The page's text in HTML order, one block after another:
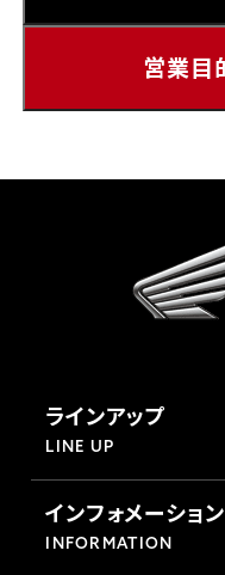
営業目
ラインアップ
LINE UP
インフォメーション
INFORMATION
ホンダドリー
ホンダドリー
ホンダドリー
ホンダドリーム
茨城県